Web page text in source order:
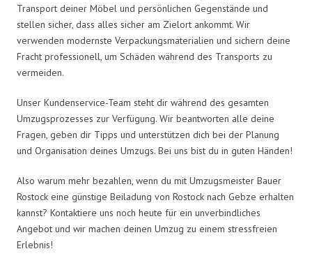
Transport deiner Möbel und persönlichen Gegenstände und
stellen sicher, dass alles sicher am Zielort ankommt. Wir
verwenden modernste Verpackungsmaterialien und sichern deine
Fracht professionell, um Schäden während des Transports zu
vermeiden.
Unser Kundenservice-Team steht dir während des gesamten
Umzugsprozesses zur Verfügung. Wir beantworten alle deine
Fragen, geben dir Tipps und unterstützen dich bei der Planung
und Organisation deines Umzugs. Bei uns bist du in guten Händen!
Also warum mehr bezahlen, wenn du mit Umzugsmeister Bauer
Rostock eine günstige Beiladung von Rostock nach Gebze erhalten
kannst? Kontaktiere uns noch heute für ein unverbindliches
Angebot und wir machen deinen Umzug zu einem stressfreien
Erlebnis!